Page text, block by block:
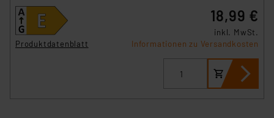
Produktdatenblatt
18,99 €
inkl. MwSt.
Informationen zu Versandkosten